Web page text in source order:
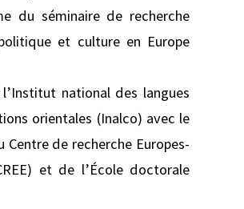
du séminaire de recherche
et culture en Europe
national des langues
orientales (Inalco) avec le
Centre de recherche Europes-
et de l’École doctorale